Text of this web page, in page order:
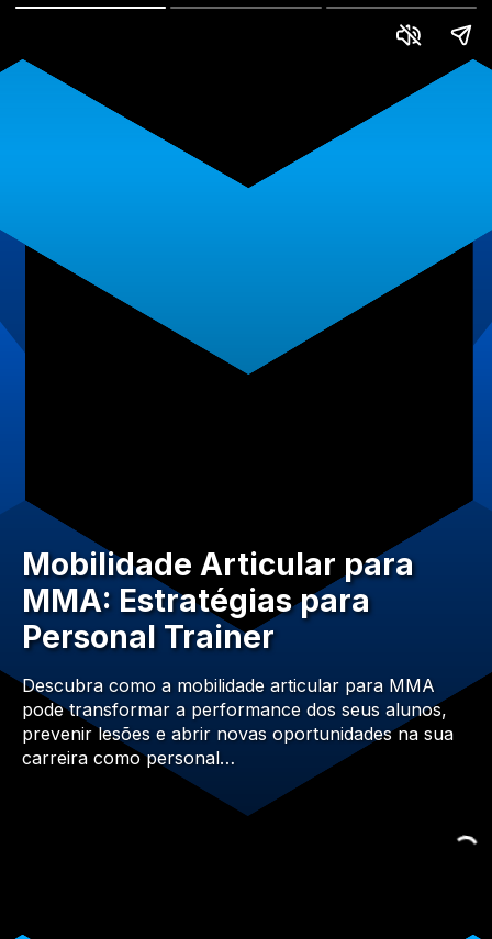
Mobilidade Articular para
MMA: Estratégias para
Personal Trainer
Descubra como a mobilidade articular para MMA
pode transformar a performance dos seus alunos,
prevenir lesões e abrir novas oportunidades na sua
carreira como personal…